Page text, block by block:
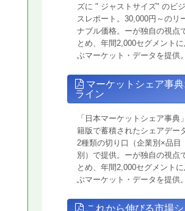
ズに " ジャストサイズ" のビ
スレポート。30,000円～のリ
ナブル価格。ーが独自の視点
とめ、年間2,000セグメントに
ぶマーケット・データを提供。
マーケットシェア事典
ライン
「日本マーケットシェア事典
籍版で蓄積されたシェアデー
2種類の切り口（企業別×品目
別）で提供。ーが独自の視点
とめ、年間2,000セグメントに
ぶマーケット・データを提供。
これから伸びる市場シ